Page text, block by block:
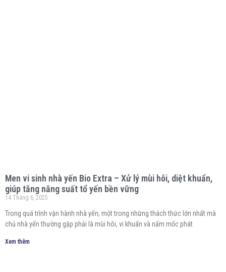
Men vi sinh nhà yến Bio Extra – Xử lý mùi hôi, diệt khuẩn,
giúp tăng năng suất tổ yến bền vững
14 Tháng 6, 2025
Trong quá trình vận hành nhà yến, một trong những thách thức lớn nhất mà
chủ nhà yến thường gặp phải là mùi hôi, vi khuẩn và nấm mốc phát
Xem thêm